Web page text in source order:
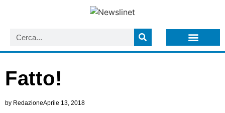
Fatto!
by RedazioneAprile 13, 2018